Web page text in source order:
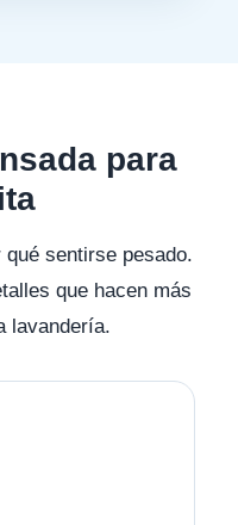
para
sentirse pesado.
que hacen más
lavandería.